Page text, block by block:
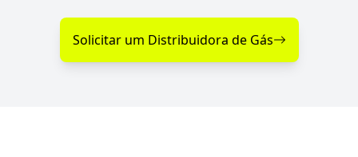
Solicitar um Distribuidora de Gás